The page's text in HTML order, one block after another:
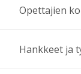
Opettajien
Hankkeet ja